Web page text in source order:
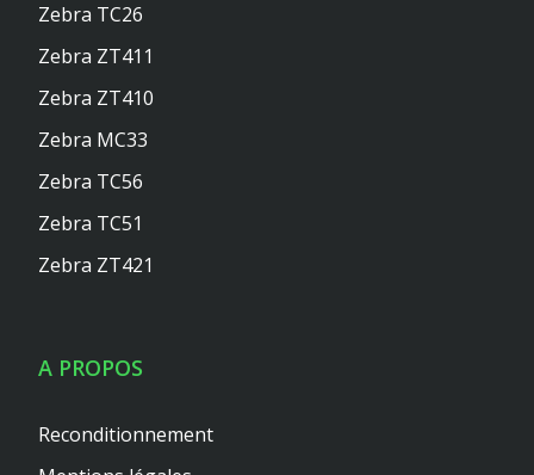
Zebra TC26
Zebra ZT411
Zebra ZT410
Zebra MC33
Zebra TC56
Zebra TC51
Zebra ZT421
A PROPOS
Reconditionnement